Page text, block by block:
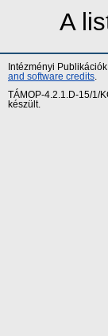
A
Intézményi
and software credits
TÁMOP-4.2.1.D-15/
készült.